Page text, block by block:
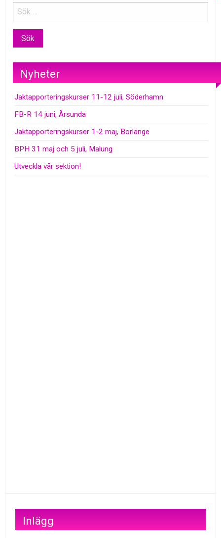
Nyheter
Jaktapporteringskurser 11-12 juli, Söderhamn
FB-R 14 juni, Årsunda
Jaktapporteringskurser 1-2 maj, Borlänge
BPH 31 maj och 5 juli, Malung
Utveckla vår sektion!
Inlägg